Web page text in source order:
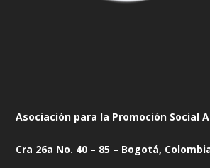
Asociación para la Promoción Social
Cra 26a No. 40 – 85 – Bogotá,